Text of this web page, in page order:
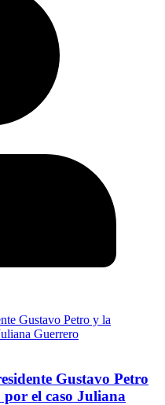
Gustavo Petro
el caso Juliana